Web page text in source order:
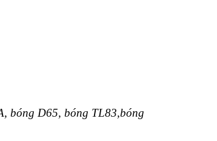
bóng D65, bóng TL83,bóng